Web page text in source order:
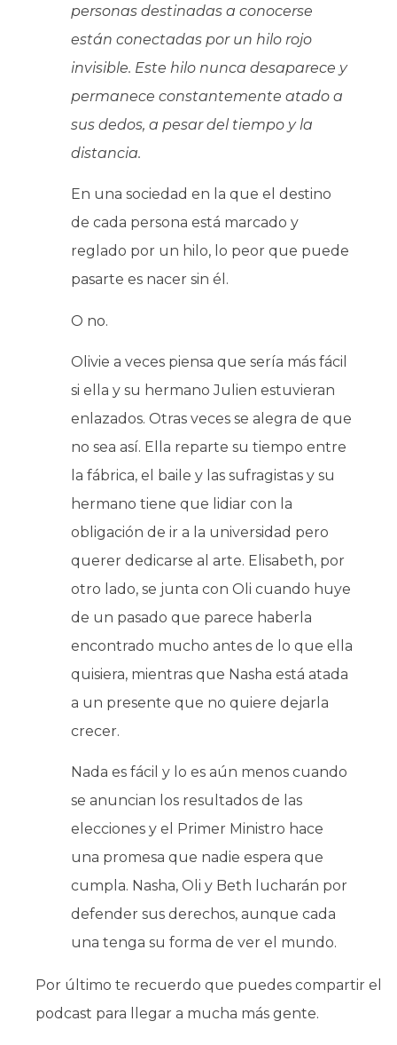
personas destinadas a conocerse
están conectadas por un hilo rojo
invisible. Este hilo nunca desaparece y
permanece constantemente atado a
sus dedos, a pesar del tiempo y la
distancia.
En una sociedad en la que el destino
de cada persona está marcado y
reglado por un hilo, lo peor que puede
pasarte es nacer sin él.
O no.
Olivie a veces piensa que sería más fácil
si ella y su hermano Julien estuvieran
enlazados. Otras veces se alegra de que
no sea así. Ella reparte su tiempo entre
la fábrica, el baile y las sufragistas y su
hermano tiene que lidiar con la
obligación de ir a la universidad pero
querer dedicarse al arte. Elisabeth, por
otro lado, se junta con Oli cuando huye
de un pasado que parece haberla
encontrado mucho antes de lo que ella
quisiera, mientras que Nasha está atada
a un presente que no quiere dejarla
crecer.
Nada es fácil y lo es aún menos cuando
se anuncian los resultados de las
elecciones y el Primer Ministro hace
una promesa que nadie espera que
cumpla. Nasha, Oli y Beth lucharán por
defender sus derechos, aunque cada
una tenga su forma de ver el mundo.
Por último te recuerdo que puedes compartir el
podcast para llegar a mucha más gente.